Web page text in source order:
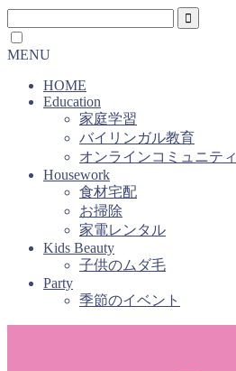
MENU
HOME
Education
家庭学習
バイリンガル教育
オンラインコミュニティ
Housework
食材宅配
お掃除
家電レンタル
Kids Beauty
子供のムダ毛
Party
季節のイベント